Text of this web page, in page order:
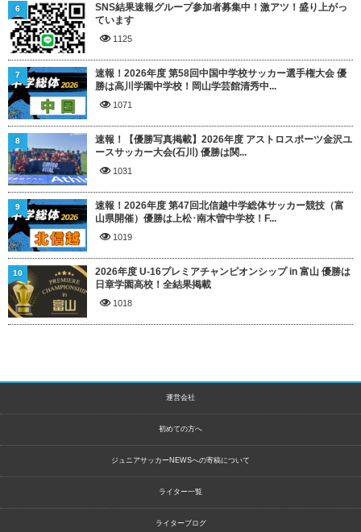
SNS結果速報グループ参加者募集中！激アツ！盛り上がっ
ています
1125
6
速報！2026年度 第58回中国中学校サッカー選手権大会 優
勝は高川学園中学校！岡山学芸館清秀中...
1071
7
速報！【優勝写真掲載】2026年度 アストロスポーツ金沢ユ
ースサッカー大会(石川) 優勝は関...
1031
8
速報！2026年度 第47回北信越中学総体サッカー競技（富
山県開催）優勝は上松･南木曽中学校！F...
1019
9
2026年度 U-16プレミアチャンピオンシップ in 富山 優勝は
日章学園高校！全結果掲載
1018
10
運営会社
初めての方へ
ジュニアサッカーNEWSへの寄稿について
ライター一覧
ライターブログ